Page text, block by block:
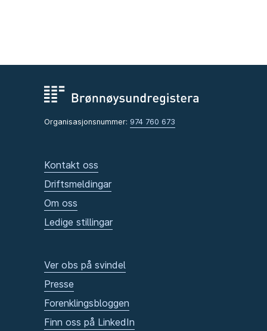
Organisasjonsnummer: 974 760 673
Kontakt oss
Driftsmeldingar
Om oss
Ledige stillingar
Ver obs på svindel
Presse
Forenklingsbloggen
Finn oss på LinkedIn